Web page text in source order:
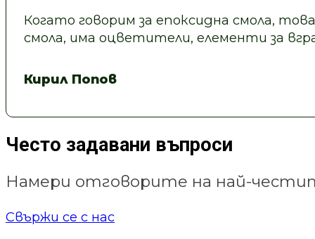
Когато говорим за епоксидна смола,
смола, има оцветители, елементи за
Кирил Попов
Често задавани въпроси
Намери отговорите на най-
Свържи се с нас